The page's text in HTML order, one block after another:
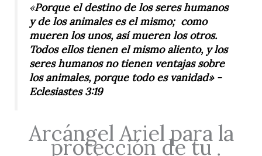
«Porque el destino de los seres humanos
y de los animales es el mismo; como
mueren los unos, así mueren los otros.
Todos ellos tienen el mismo aliento, y los
seres humanos no tienen ventajas sobre
los animales, porque todo es vanidad» -
Eclesiastes 3:19
Arcángel Ariel para la
protección de tu